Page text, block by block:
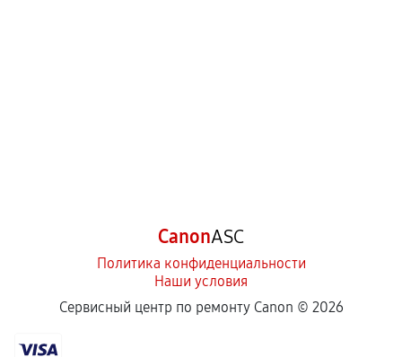
CanonASC
Политика конфиденциальности
Наши условия
Сервисный центр по ремонту Canon © 2026